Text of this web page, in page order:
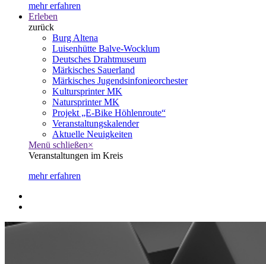
mehr erfahren
Erleben
zurück
Burg Altena
Luisenhütte Balve-Wocklum
Deutsches Drahtmuseum
Märkisches Sauerland
Märkisches Jugendsinfonieorchester
Kultursprinter MK
Natursprinter MK
Projekt „E-Bike Höhlenroute“
Veranstaltungskalender
Aktuelle Neuigkeiten
Menü schließen×
Veranstaltungen im Kreis
mehr erfahren